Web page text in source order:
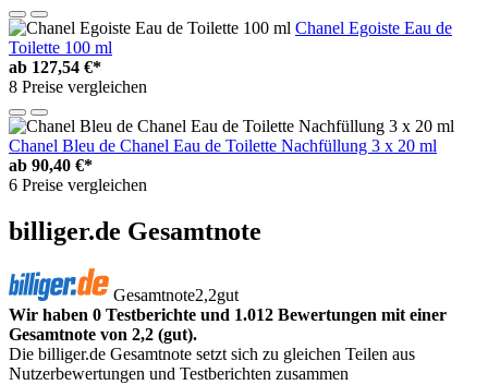
Chanel Egoiste Eau de
Toilette 100 ml
ab 127,54 €*
8 Preise vergleichen
Chanel Bleu de Chanel Eau de Toilette Nachfüllung 3 x 20 ml
ab 90,40 €*
6 Preise vergleichen
billiger.de Gesamtnote
Gesamtnote2,2gut
Wir haben 0 Testberichte und 1.012 Bewertungen mit einer
Gesamtnote von 2,2 (gut).
Die billiger.de Gesamtnote setzt sich zu gleichen Teilen aus
Nutzerbewertungen und Testberichten zusammen